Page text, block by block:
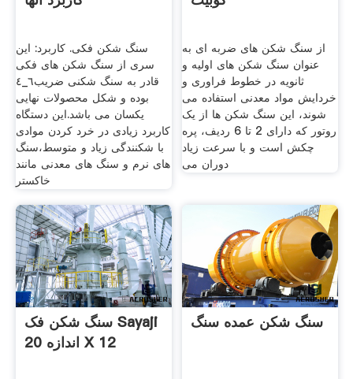
سنگ شکن فکی. کاربرد: این
سری از سنگ شکن های فکی
قادر به سنگ شکنی ضریب٦_٤
بوده و شکل محصولات نهایی
یکسان می باشد.این دستگاه
کاربرد زیادی در خرد کردن موادی
با شکنندگی زیاد و متوسط،سنگ
های نرم و سنگ های معدنی مانند
خاکستر
از سنگ شکن های ضربه ای به
عنوان سنگ شکن های اولیه و
ثانویه در خطوط فراوری و
خردایش مواد معدنی استفاده می
شوند، این سنگ شکن ها از یک
روتور که دارای 2 تا 6 ردیف، پره
چکش است و با سرعت زیاد
دوران می
سنگ شکن فک Sayaji
اندازه 20 X 12
سنگ شکن عمده سنگ